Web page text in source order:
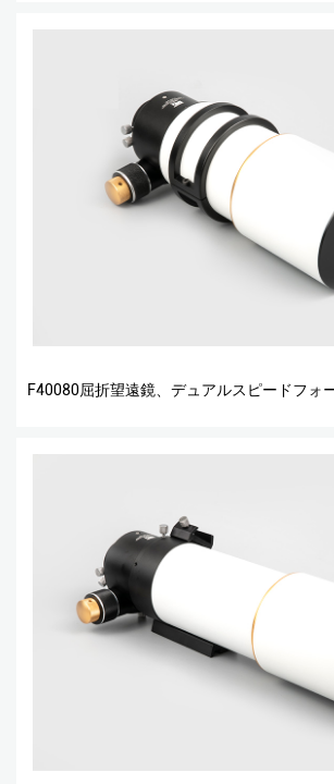
F40080屈折望遠鏡、デュアルスピードフォ